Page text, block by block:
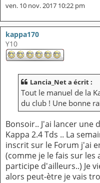
ven. 10 nov. 2017 10:22 pm
kappa170
Y10
Lancia_Net a écrit :
Tout le manuel de la
du club ! Une bonne
Bonsoir.. J'ai lancer une
Kappa 2.4 Tds .. La
inscrit sur le Forum j'ai
(comme je le fais sur
participe d'ailleurs..) Je
alors peut-ètre je vais